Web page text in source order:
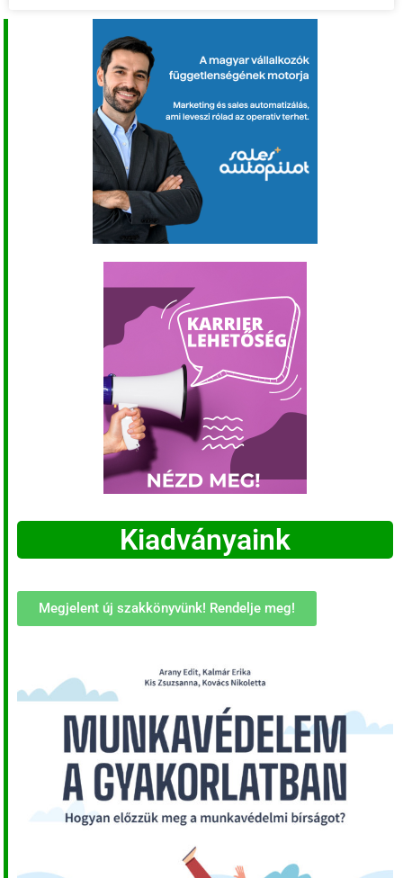
Kiadványaink
Megjelent új szakkönyvünk! Rendelje meg!